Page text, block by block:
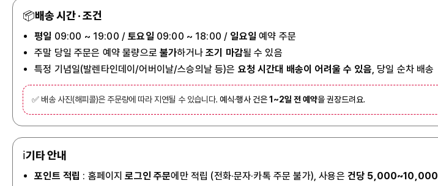
📦배송 시간 · 조건
평일 09:00 ~ 19:00 /토요일 09:00 ~ 18:00 / 일요일 예약 주문
주말 당일 주문은 예약 물량으로불가하거나조기 마감될 수 있음
특정 기념일(발렌타인데이/어버이날/스승의날 등)은 요청 시간대 배송이 어려울 수 있음, 당일 순차 배송
✅ 배송 사진(해피콜)은 주문량에 따라 지연될 수 있습니다.예식·행사 건은1~2일 전 예약을 권장드려요.
ℹ️기타 안내
포인트 적립 : 홈페이지로그인 주문에만 적립 (전화·문자·카톡 주문 불가), 사용은 건당 5,000~10,000